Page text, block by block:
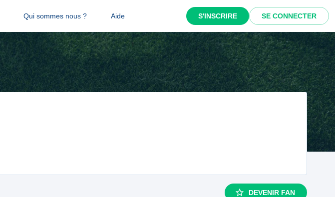
Qui sommes nous ? Aide S'INSCRIRE SE CONNECTER
DEVENIR FAN